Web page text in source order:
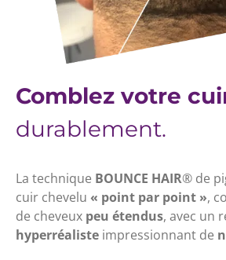
Comblez votre
durablement.
La technique BOUNCE HAIR® de
cuir chevelu « point par point »,
de cheveux peu étendus, avec un
hyperréaliste impressionnant de